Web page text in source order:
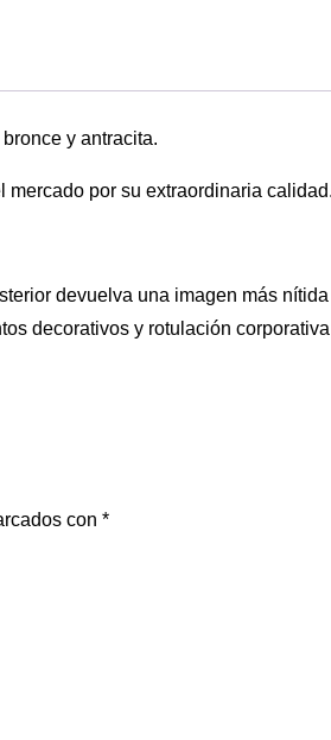
y antracita.
por su extraordinaria
devuelva una imagen más
decorativos y rotulación
con *